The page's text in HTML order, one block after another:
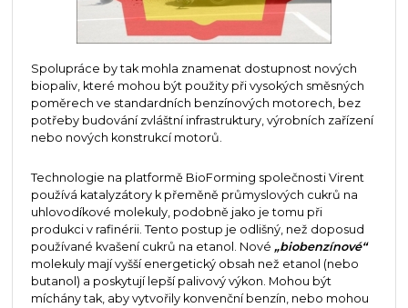
Spolupráce by tak mohla znamenat dostupnost nových
biopaliv, které mohou být použity při vysokých směsných
poměrech ve standardních benzínových motorech, bez
potřeby budování zvláštní infrastruktury, výrobních zařízení
nebo nových konstrukcí motorů.
Technologie na platformě BioForming společnosti Virent
používá katalyzátory k přeměně průmyslových cukrů na
uhlovodíkové molekuly, podobně jako je tomu při
produkci v rafinérii. Tento postup je odlišný, než doposud
používané kvašení cukrů na etanol. Nové „biobenzínové“
molekuly mají vyšší energetický obsah než etanol (nebo
butanol) a poskytují lepší palivový výkon. Mohou být
míchány tak, aby vytvořily konvenční benzín, nebo mohou